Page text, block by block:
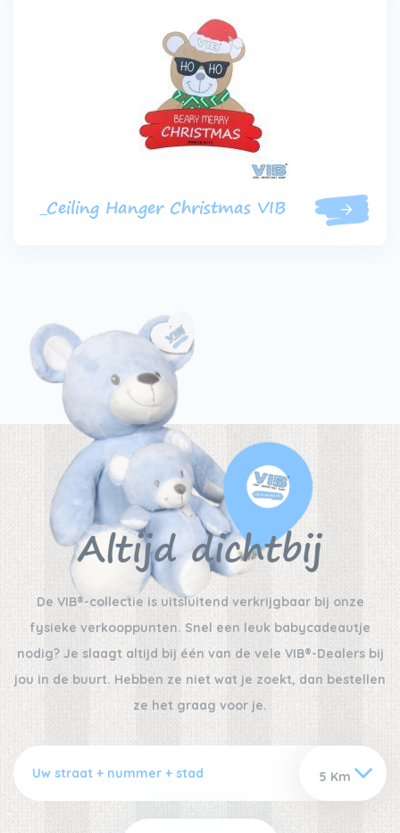
_Ceiling Hanger Christmas VIB
Altijd dichtbij
De VIB®-collectie is uitsluitend verkrijgbaar bij onze
fysieke verkooppunten. Snel een leuk babycadeautje
nodig? Je slaagt altijd bij één van de vele VIB®-Dealers bij
jou in de buurt. Hebben ze niet wat je zoekt, dan bestellen
ze het graag voor je.